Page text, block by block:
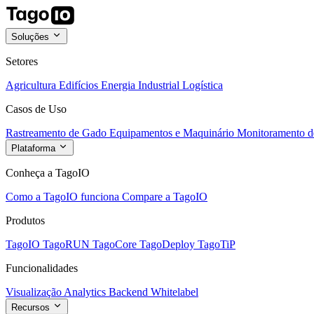
Soluções
Setores
Agricultura Edifícios Energia Industrial Logística
Casos de Uso
Rastreamento de Gado Equipamentos e Maquinário Monitoramento
Plataforma
Conheça a TagoIO
Como a TagoIO funciona Compare a TagoIO
Produtos
TagoIO TagoRUN TagoCore TagoDeploy TagoTiP
Funcionalidades
Visualização Analytics Backend Whitelabel
Recursos